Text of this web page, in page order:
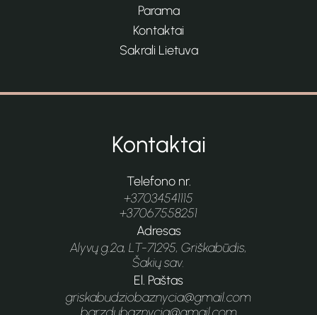
Parama
Kontaktai
Sakrali Lietuva
Kontaktai
Telefono nr.
+37034541115
+37067558251
Adresas
Alyvų g.2a, LT-71295, Griškabūdis,
Šakių sav.
El. Paštas
griskabudziobaznycia@gmail.com